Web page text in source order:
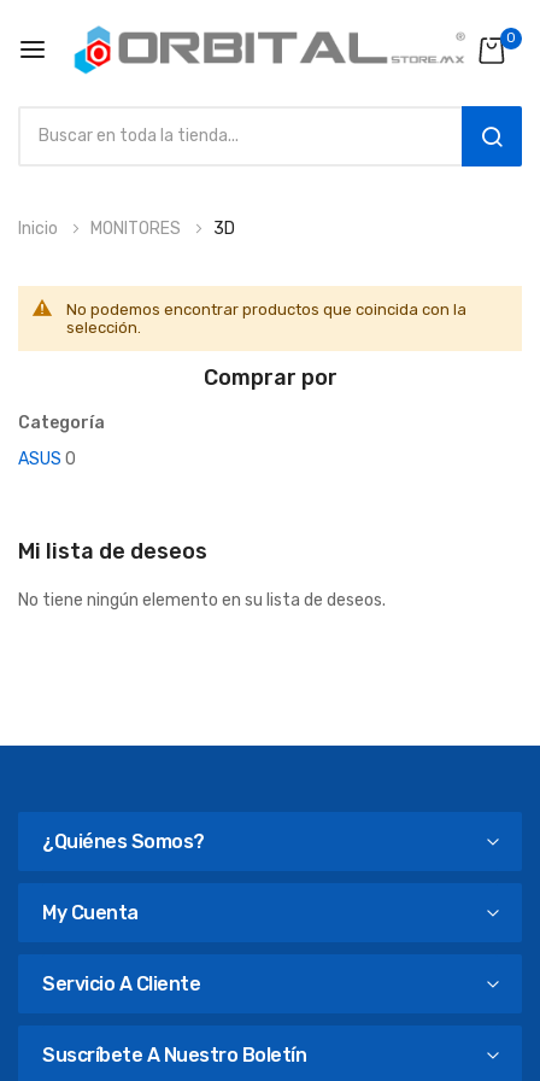
0
alInicio MONITORES 3D
No podemos encontrar productos que coincida con la
selección.
Comprar por
Categoría
ASUS 0
Mi lista de deseos
No tiene ningún elemento en su lista de deseos.
¿Quiénes Somos?
My Cuenta
Servicio A Cliente
Suscríbete A Nuestro Boletín